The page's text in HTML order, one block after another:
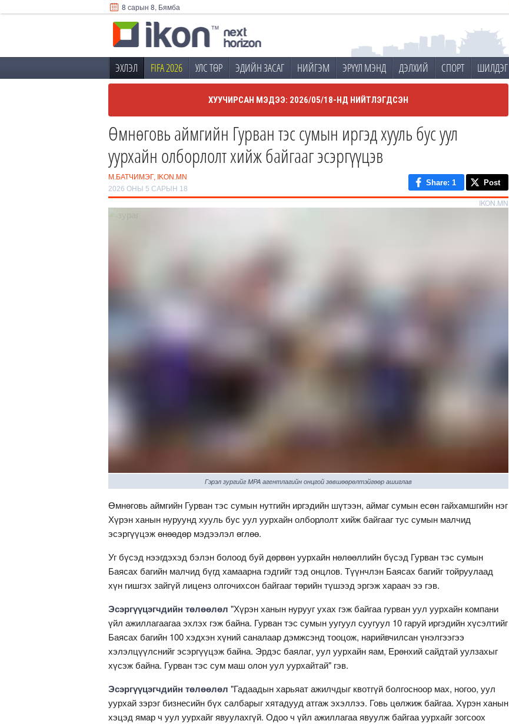
8 сарын 8, Бямба
ЭХЛЭЛ FIFA 2026 УЛС ТӨР ЭДИЙН ЗАСАГ НИЙГЭМ ЭРҮҮЛ МЭНД ДЭЛХИЙ СПОРТ ШИЛДЭГ
ХУУЧИРСАН МЭДЭЭ: 2026/05/18-НД НИЙТЛЭГДСЭН
Өмнөговь аймгийн Гурван тэс сумын иргэд хууль бус уул
уурхайн олборлолт хийж байгааг эсэргүүцэв
М.БАТЧИМЭГ, IKON.MN
2026 ОНЫ 5 САРЫН 18
Share: 1 Post
IKON.MN
Гэрэл зургийг MPA агентлагийн онцгой зөвшөөрөлтэйгөөр ашиглав
Өмнөговь аймгийн Гурван тэс сумын нутгийн иргэдийн шүтээн, аймаг сумын есөн гайхамшгийн нэг
Хүрэн ханын нуруунд хууль бус уул уурхайн олборлолт хийж байгааг тус сумын малчид
эсэргүүцэж өнөөдөр мэдээлэл өглөө.
Уг бүсэд нээгдэхэд бэлэн болоод буй дөрвөн уурхайн нөлөөллийн бүсэд Гурван тэс сумын
Баясах багийн малчид бүгд хамаарна гэдгийг тэд онцлов. Түүнчлэн Баясах багийг тойруулаад
хүн гишгэх зайгүй лиценз олгочихсон байгааг төрийн түшээд эргэж хараач ээ гэв.
Эсэргүүцэгчдийн төлөөлөл "Хүрэн ханын нурууг ухах гэж байгаа гурван уул уурхайн компани
үйл ажиллагаагаа эхлэх гэж байна. Гурван тэс сумын уугуул суугуул 10 гаруй иргэдийн хүсэлтийг
Баясах багийн 100 хэдхэн хүний саналаар дэмжсэнд тооцож, нарийвчилсан үнэлгээгээ
хэлэлцүүлснийг эсэргүүцэж байна. Эрдэс баялаг, уул уурхайн яам, Ерөнхий сайдтай уулзахыг
хүсэж байна. Гурван тэс сум маш олон уул уурхайтай" гэв.
Эсэргүүцэгчдийн төлөөлөл "Гадаадын харьяат ажилчдыг квотгүй болгосноор мах, ногоо, уул
уурхай зэрэг бизнесийн бүх салбарыг хятадууд атгаж эхэллээ. Говь цөлжиж байгаа. Хүрэн ханын
хэцэд ямар ч уул уурхайг явуулахгүй. Одоо ч үйл ажиллагаа явуулж байгаа уурхайг зогсоох